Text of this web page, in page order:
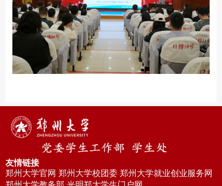
友情链接
郑州大学官网 郑州大学校团委 郑州大学就业创业服务网